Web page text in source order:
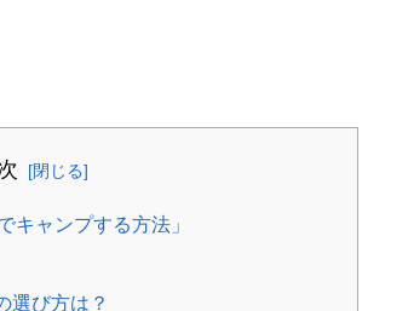
キャンプする方法」
選び方は？